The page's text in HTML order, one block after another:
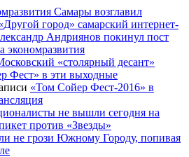
Самары возглавил
город» самарский интернет-
Андриянов покинул пост
экономразвития
«столярный десант»
Фест» в эти выходные
«Том Сойер Фест-2016» в
не вышли сегодня на
против «Звезды»
не грози Южному Городу, попивая